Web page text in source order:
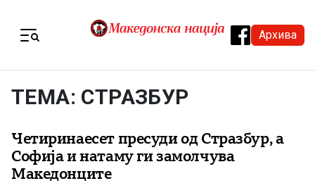
Архива
ТЕМА: СТРАЗБУР
Четиринаесет пресуди од Стразбур, а
Софија и натаму ги замолчува
Македонците